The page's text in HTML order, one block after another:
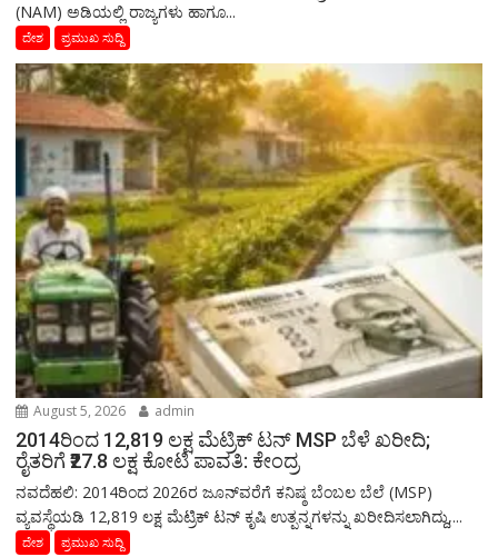
(NAM) ಅಡಿಯಲ್ಲಿ ರಾಜ್ಯಗಳು ಹಾಗೂ...
ದೇಶ ಪ್ರಮುಖ ಸುದ್ದಿ
August 5, 2026 admin
2014ರಿಂದ 12,819 ಲಕ್ಷ ಮೆಟ್ರಿಕ್ ಟನ್ MSP ಬೆಳೆ ಖರೀದಿ;
ರೈತರಿಗೆ ₹27.8 ಲಕ್ಷ ಕೋಟಿ ಪಾವತಿ: ಕೇಂದ್ರ
ನವದೆಹಲಿ: 2014ರಿಂದ 2026ರ ಜೂನ್‌ವರೆಗೆ ಕನಿಷ್ಠ ಬೆಂಬಲ ಬೆಲೆ (MSP)
ವ್ಯವಸ್ಥೆಯಡಿ 12,819 ಲಕ್ಷ ಮೆಟ್ರಿಕ್ ಟನ್ ಕೃಷಿ ಉತ್ಪನ್ನಗಳನ್ನು ಖರೀದಿಸಲಾಗಿದ್ದು,...
ದೇಶ ಪ್ರಮುಖ ಸುದ್ದಿ